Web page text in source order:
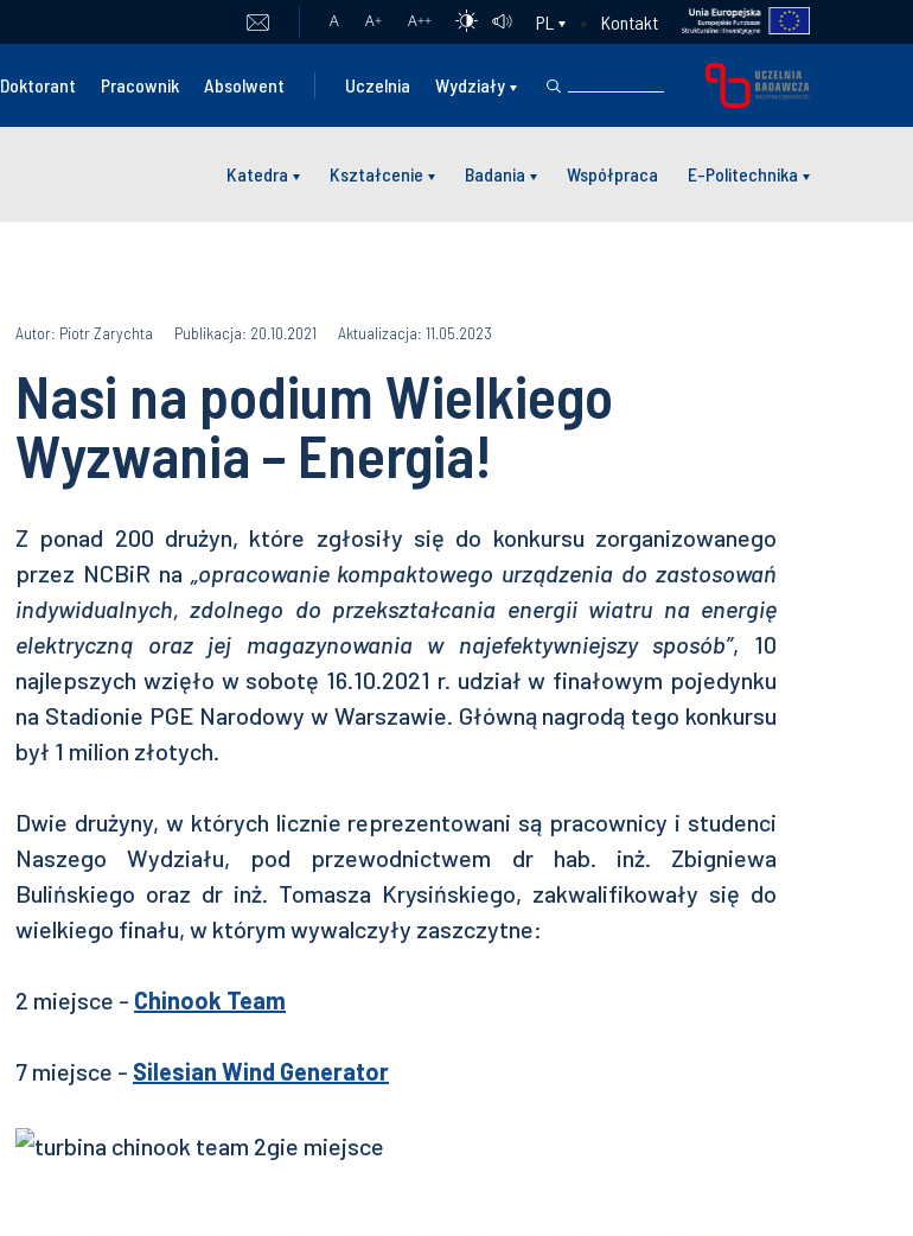
A A+ A++ PL Kontakt
Doktorant Pracownik Absolwent Uczelnia Wydziały
Katedra Kształcenie Badania Współpraca E-Politechnika
Autor: Piotr Zarychta Publikacja: 20.10.2021 Aktualizacja: 11.05.2023
Nasi na podium Wielkiego
Wyzwania – Energia!
Z ponad 200 drużyn, które zgłosiły się do konkursu zorganizowanego
przez NCBiR na „opracowanie kompaktowego urządzenia do zastosowań
indywidualnych, zdolnego do przekształcania energii wiatru na energię
elektryczną oraz jej magazynowania w najefektywniejszy sposób”, 10
najlepszych wzięło w sobotę 16.10.2021 r. udział w finałowym pojedynku
na Stadionie PGE Narodowy w Warszawie. Główną nagrodą tego konkursu
był 1 milion złotych.
Dwie drużyny, w których licznie reprezentowani są pracownicy i studenci
Naszego Wydziału, pod przewodnictwem dr hab. inż. Zbigniewa
Bulińskiego oraz dr inż. Tomasza Krysińskiego, zakwalifikowały się do
wielkiego finału, w którym wywalczyły zaszczytne:
2 miejsce - Chinook Team
7 miejsce - Silesian Wind Generator